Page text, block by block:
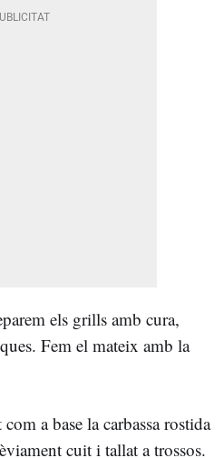
els grills amb cura,
Fem el mateix amb la
a base la carbassa rostida
cuit i tallat a trossos.